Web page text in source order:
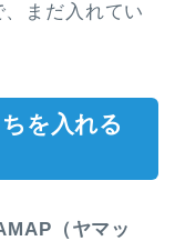
まだ入れてい
を入れる
（ヤマッ